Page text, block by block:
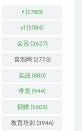
f(1780)
yl (1084)
会员 (2627)
冒泡网 (2773)
实战 (880)
带货 (944)
捐赠(1601)
教育培训 (3946)